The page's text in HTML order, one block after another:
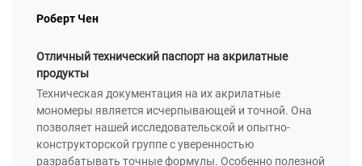
Роберт Чен
Отличный технический паспорт на акрилатные
продукты
Техническая документация на их акрилатные
мономеры является исчерпывающей и точной. Она
позволяет нашей исследовательской и опытно-
конструкторской группе с уверенностью
разрабатывать точные формулы. Особенно полезной